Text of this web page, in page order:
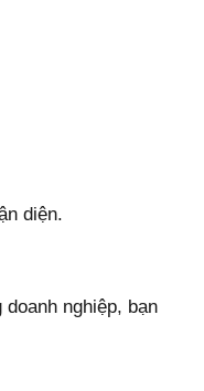
diện.
nghiệp, bạn